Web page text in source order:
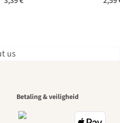
paden
Betaling & veiligheid